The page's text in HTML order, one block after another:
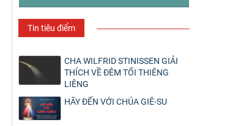
Tin tiêu điểm
CHA WILFRID STINISSEN GIẢI
THÍCH VỀ ĐÊM TỐI THIÊNG
LIÊNG
HÃY ĐẾN VỚI CHÚA GIÊ-SU